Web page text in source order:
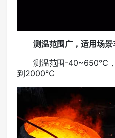
测温范围广，适用场景
测温范围-40~650℃，
到2000℃